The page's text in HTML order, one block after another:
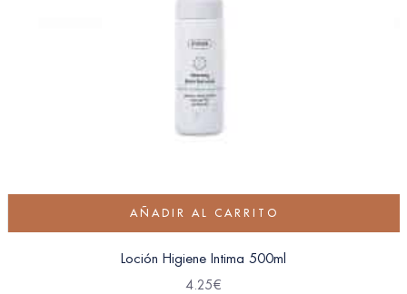
AÑADIR AL CARRITO
Loción Higiene Intima 500ml
4.25€